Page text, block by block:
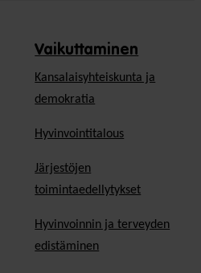
Vaikuttaminen
Kansalaisyhteiskunta ja
demokratia
Hyvinvointitalous
Järjestöjen
toimintaedellytykset
Hyvinvoinnin ja terveyden
edistäminen